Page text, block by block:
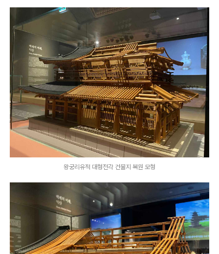
왕궁리유적 대형전각 건물지 복원 모형